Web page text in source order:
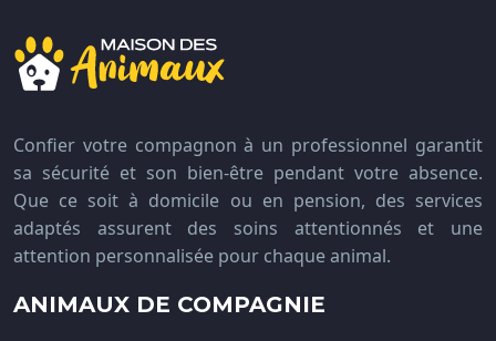
Confier votre compagnon à un professionnel garantit
sa sécurité et son bien-être pendant votre absence.
Que ce soit à domicile ou en pension, des services
adaptés assurent des soins attentionnés et une
attention personnalisée pour chaque animal.
ANIMAUX DE COMPAGNIE